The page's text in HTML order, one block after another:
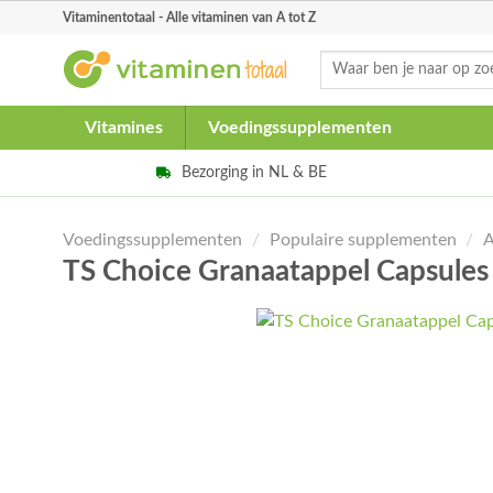
Vitaminentotaal - Alle vitaminen van A tot Z
Zoeken
Vitamines Voedingssupplementen
Bezorging in NL & BE
Voedingssupplementen / Populaire supplementen /
TS Choice Granaatappel